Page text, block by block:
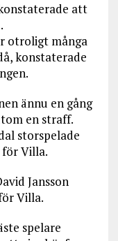
att
otroligt många
konstaterade
ännu en gång
en straff.
storspelade
för Villa.
Jansson
Villa.
spelare